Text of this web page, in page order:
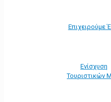
Επιχειρούμε
Ενίσχυση
Τουριστικών